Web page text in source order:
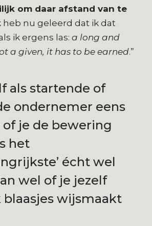
om daar afstand van te
heb nu geleerd dat ik dat
ik ergens las:a long and
a given, it has to be earned.”
als startende of
ondernemer eens
of je de bewering
het
écht wel
wel of je jezelf
wijsmaakt